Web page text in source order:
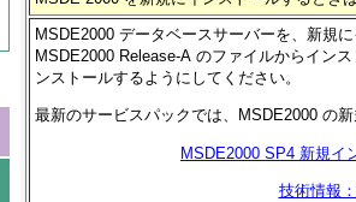
MSDE2000 データベースサーバーを、新規
MSDE2000 Release-A のファイルからイン
ンストールするようにしてください。
最新のサービスパックでは、MSDE2000 の
MSDE2000 SP4 新規イ
技術情報